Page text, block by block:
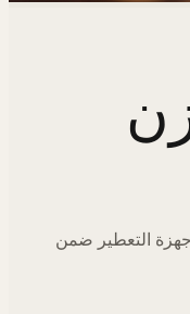
لأجهزة التعطير ضمن